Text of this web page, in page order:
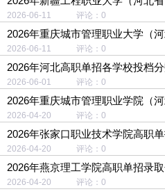
2026-06-11 评论：0
2026年重庆城市管理职业大学（
2026-06-11 评论：0
2026年河北高职单招各学校投档
2026-06-01 评论：0
2026年重庆城市管理职业学院（
2026-04-20 评论：0
2026年张家口职业技术学院高职
2026-04-20 评论：0
2026年燕京理工学院高职单招录
2026-04-20 评论：0